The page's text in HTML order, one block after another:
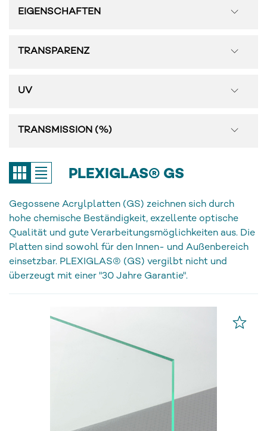
EIGENSCHAFTEN
TRANSPARENZ
UV
TRANSMISSION (%)
PLEXIGLAS® GS
Gegossene Acrylplatten (GS) zeichnen sich durch
hohe chemische Beständigkeit, exzellente optische
Qualität und gute Verarbeitungsmöglichkeiten aus. Die
Platten sind sowohl für den Innen- und Außenbereich
einsetzbar. PLEXIGLAS® (GS) vergilbt nicht und
überzeugt mit einer "30 Jahre Garantie".